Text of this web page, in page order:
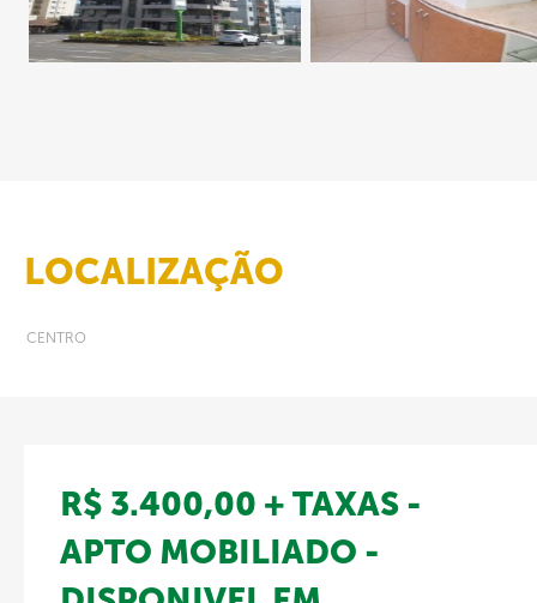
LOCALIZAÇÃO
CENTRO
R$ 3.400,00 + TAXAS -
APTO MOBILIADO -